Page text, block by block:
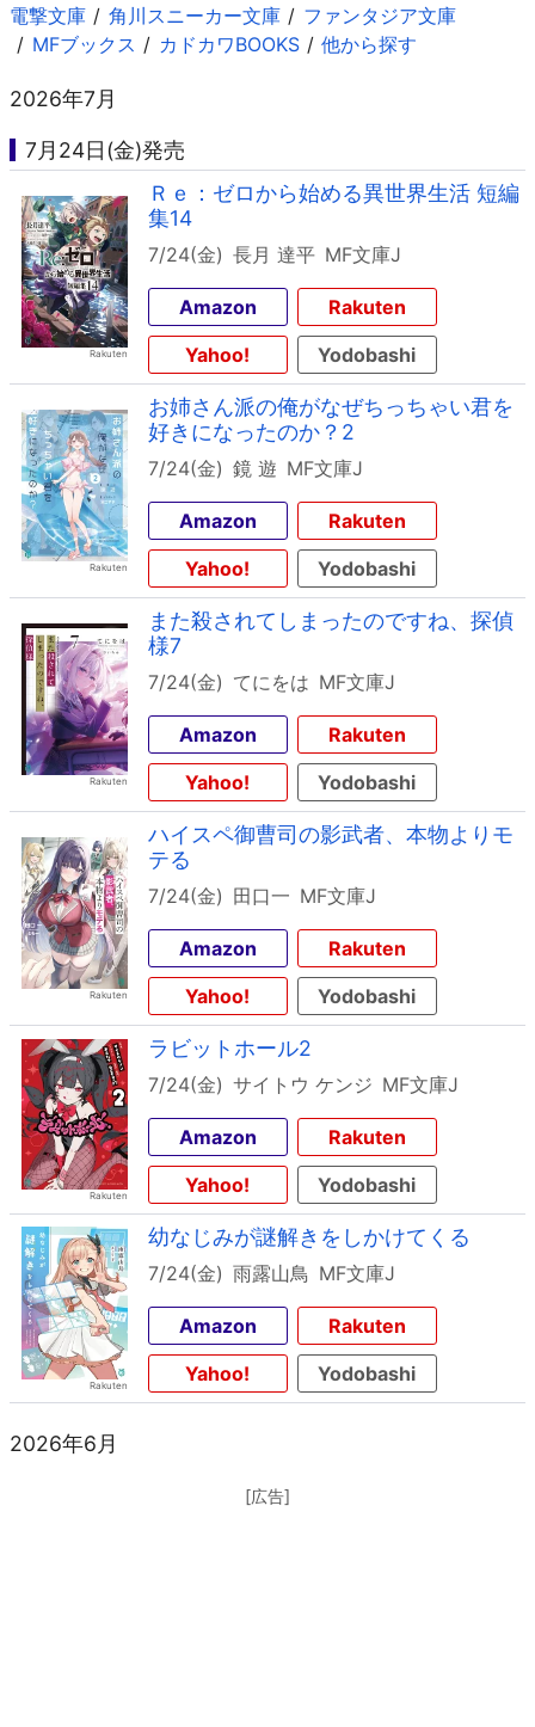
電撃文庫 角川スニーカー文庫
ファンタジア文庫
MFブックス
カドカワBOOKS 他から探す
2026年7月
7月24日(金)発売
Ｒｅ：ゼロから始める異世界生活 短編
集14
7/24(金) 長月 達平 MF文庫J
Amazon
Rakuten
Yahoo!
Yodobashi
お姉さん派の俺がなぜちっちゃい君を
好きになったのか？2
7/24(金) 鏡 遊 MF文庫J
Amazon
Rakuten
Yahoo!
Yodobashi
また殺されてしまったのですね、探偵
様7
7/24(金) てにをは MF文庫J
Amazon
Rakuten
Yahoo!
Yodobashi
ハイスペ御曹司の影武者、本物よりモ
テる
7/24(金) 田口一 MF文庫J
Amazon
Rakuten
Yahoo!
Yodobashi
ラビットホール2
7/24(金) サイトウ ケンジ MF文庫J
Amazon
Rakuten
Yahoo!
Yodobashi
幼なじみが謎解きをしかけてくる
7/24(金) 雨露山鳥 MF文庫J
Amazon
Rakuten
Yahoo!
Yodobashi
2026年6月
[広告]